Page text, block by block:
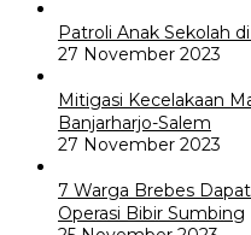
Patroli Anak Sekolah
27 November 2023
Mitigasi Kecelakaan
Banjarharjo-Salem
27 November 2023
7 Warga Brebes
Operasi Bibir Sumbing